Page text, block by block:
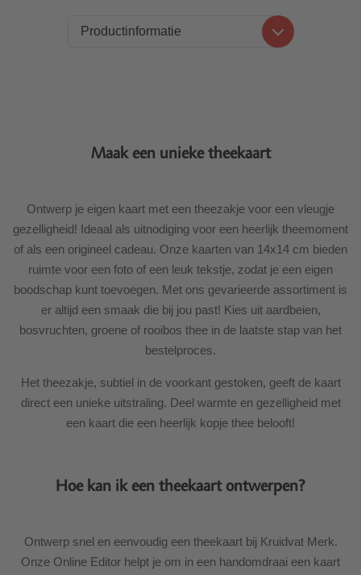
Productinformatie
Maak een unieke theekaart
Ontwerp je eigen kaart met een theezakje voor een vleugje
gezelligheid! Ideaal als uitnodiging voor een heerlijk theemoment
of als een origineel cadeau. Onze kaarten van 14x14 cm bieden
ruimte voor een foto of een leuk tekstje, zodat je een eigen
boodschap kunt toevoegen. Met ons gevarieerde assortiment is
er altijd een smaak die bij jou past! Kies uit aardbeien,
bosvruchten, groene of rooibos thee in de laatste stap van het
bestelproces.
Het theezakje, subtiel in de voorkant gestoken, geeft de kaart
direct een unieke uitstraling. Deel warmte en gezelligheid met
een kaart die een heerlijk kopje thee belooft!
Hoe kan ik een theekaart ontwerpen?
Ontwerp snel en eenvoudig een theekaart bij Kruidvat Merk.
Onze Online Editor helpt je om in een handomdraai een kaart